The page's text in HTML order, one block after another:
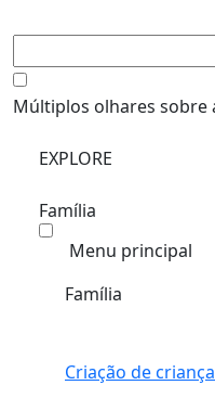
Múltiplos olhares sobre
EXPLORE
Família
Menu principal
Família
Criação de